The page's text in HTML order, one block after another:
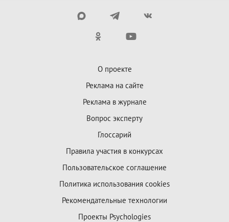
О проекте
Реклама на сайте
Реклама в журнале
Вопрос эксперту
Глоссарий
Правила участия в конкурсах
Пользовательское соглашение
Политика использования cookies
Рекомендательные технологии
Проекты Psychologies